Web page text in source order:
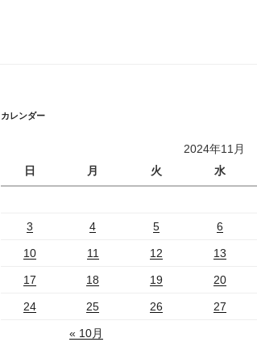
カレンダー
2024年11月
日
月 火 水
3 4 5 6
10 11 12 13
17 18 19 20
24 25 26 27
« 10月